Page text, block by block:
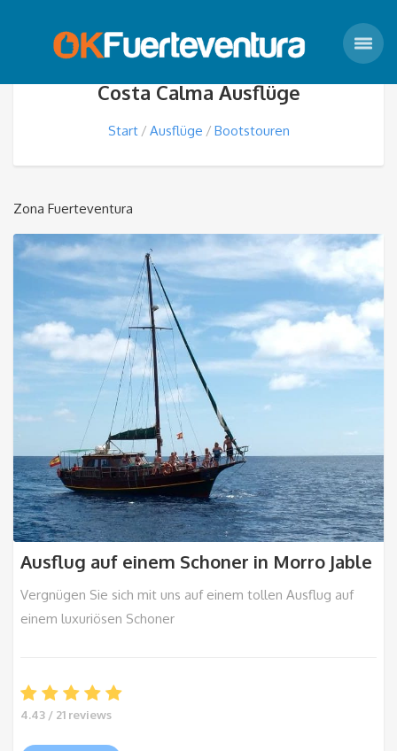
Costa Calma Ausflüge
Start Ausflüge Bootstouren
Zona Fuerteventura
Ausflug auf einem Schoner in Morro Jable
Vergnügen Sie sich mit uns auf einem tollen Ausflug auf
einem luxuriösen Schoner
4.43 / 21 reviews